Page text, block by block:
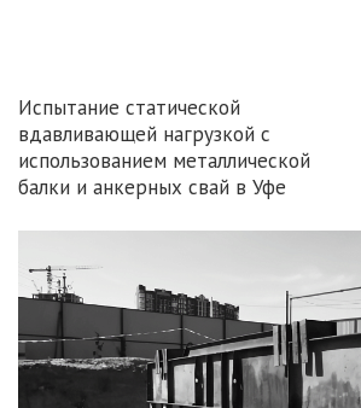
Испытание статической
вдавливающей нагрузкой с
использованием металлической
балки и анкерных свай в Уфе